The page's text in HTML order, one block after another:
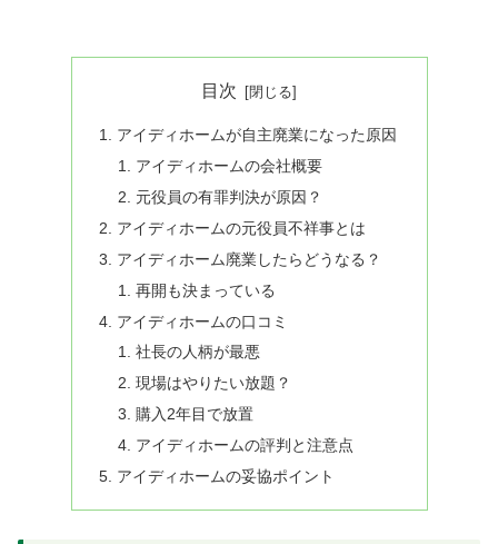
目次
アイディホームが自主廃業になった原因
アイディホームの会社概要
元役員の有罪判決が原因？
アイディホームの元役員不祥事とは
アイディホーム廃業したらどうなる？
再開も決まっている
アイディホームの口コミ
社長の人柄が最悪
現場はやりたい放題？
購入2年目で放置
アイディホームの評判と注意点
アイディホームの妥協ポイント